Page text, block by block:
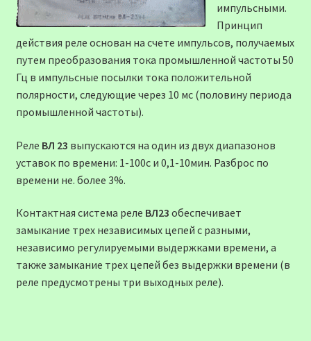
импульсными.
Принцип
действия реле основан на счете импульсов, получаемых
путем преобразования тока промышленной частоты 50
Гц в импульсные посылки тока положительной
полярности, следующие через 10 мс (половину периода
промышленной частоты).
Реле ВЛ 23 выпускаются на один из двух диапазонов
уставок по времени: 1-100с и 0,1-10мин. Разброс по
времени не. более 3%.
Контактная система реле ВЛ23 обеспечивает
замыкание трех неза­висимых цепей с разными,
независимо регулируемыми выдержками времени, а
также замыкание трех цепей без выдержки времени (в
реле предусмотрены три выходных реле).